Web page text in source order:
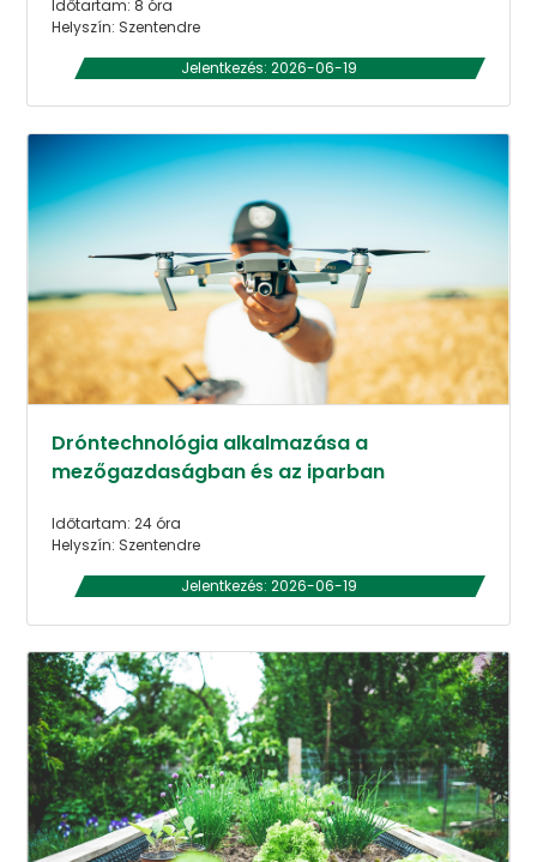
Időtartam: 8 óra
Helyszín: Szentendre
Jelentkezés: 2026-06-19
Dróntechnológia alkalmazása a
mezőgazdaságban és az iparban
Időtartam: 24 óra
Helyszín: Szentendre
Jelentkezés: 2026-06-19